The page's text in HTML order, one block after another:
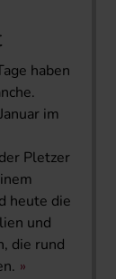
haben
im
Pletzer
heute die
und
die rund